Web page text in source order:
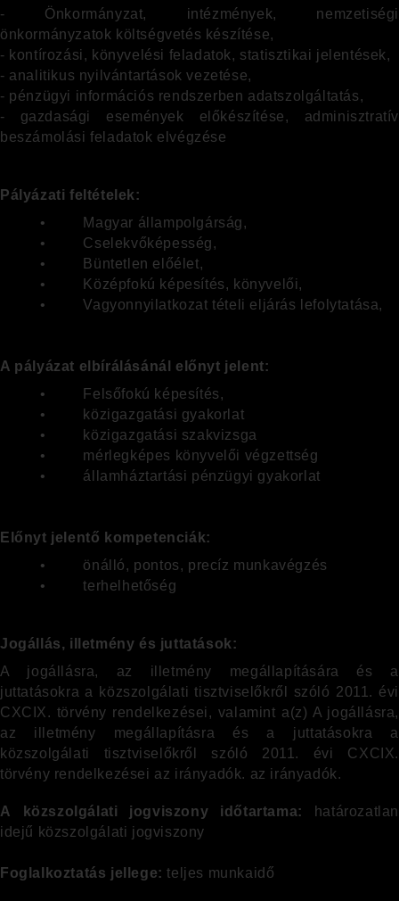
- Önkormányzat, intézmények, nemzetiségi
önkormányzatok költségvetés készítése,
- kontírozási, könyvelési feladatok, statisztikai jelentések,
- analitikus nyilvántartások vezetése,
- pénzügyi információs rendszerben adatszolgáltatás,
- gazdasági események előkészítése, adminisztratív
beszámolási feladatok elvégzése
Pályázati feltételek:
• Magyar állampolgárság,
• Cselekvőképesség,
• Büntetlen előélet,
• Középfokú képesítés, könyvelői,
• Vagyonnyilatkozat tételi eljárás lefolytatása,
A pályázat elbírálásánál előnyt jelent:
• Felsőfokú képesítés,
• közigazgatási gyakorlat
• közigazgatási szakvizsga
• mérlegképes könyvelői végzettség
• államháztartási pénzügyi gyakorlat
Előnyt jelentő kompetenciák:
• önálló, pontos, precíz munkavégzés
• terhelhetőség
Jogállás, illetmény és juttatások:
A jogállásra, az illetmény megállapítására és a
juttatásokra a közszolgálati tisztviselőkről szóló 2011. évi
CXCIX. törvény rendelkezései, valamint a(z) A jogállásra,
az illetmény megállapításra és a juttatásokra a
közszolgálati tisztviselőkről szóló 2011. évi CXCIX.
törvény rendelkezései az irányadók. az irányadók.
A közszolgálati jogviszony időtartama:
határozatlan
idejű közszolgálati jogviszony
Foglalkoztatás jellege: teljes munkaidő